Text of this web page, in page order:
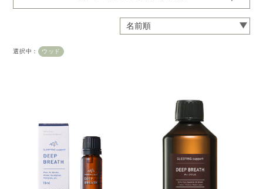
用途・機能・種類 の項目ごとに選択肢からひとつずつ選
択できます。選択するたびに絞り込まれていき、項目内で
・絞込み条件を変更したいときは「クリア」で一度すべてリ
大容量オイル250/450ml
ピエゾ専用オイル
ブランチ・スティック専用オイル
機能で絞り込む ※一つお選びください
選択中： ウッド